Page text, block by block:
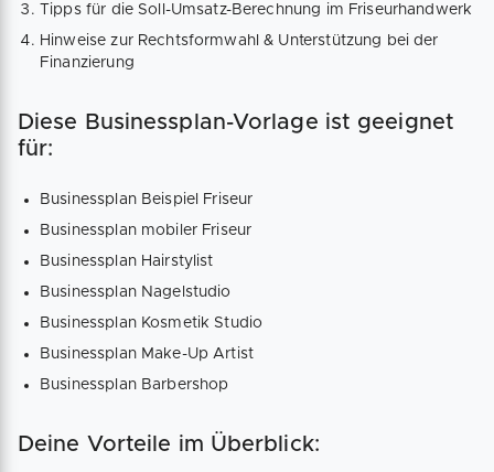
Tipps für die Soll-Umsatz-Berechnung im Friseurhandwerk
Hinweise zur Rechtsformwahl & Unterstützung bei der
Finanzierung
Diese Businessplan-Vorlage ist geeignet
für:
Businessplan Beispiel Friseur
Businessplan mobiler Friseur
Businessplan Hairstylist
Businessplan Nagelstudio
Businessplan Kosmetik Studio
Businessplan Make-Up Artist
Businessplan Barbershop
Deine Vorteile im Überblick: